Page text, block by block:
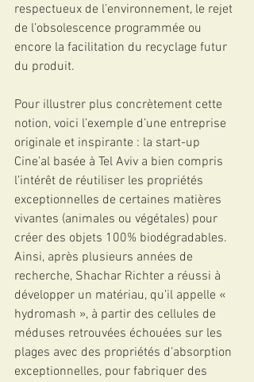
respectueux de l’environnement, le rejet
de l’obsolescence programmée ou
encore la facilitation du recyclage futur
du produit.
Pour illustrer plus concrètement cette
notion, voici l’exemple d’une entreprise
originale et inspirante : la start-up
Cine’al basée à Tel Aviv a bien compris
l’intérêt de réutiliser les propriétés
exceptionnelles de certaines matières
vivantes (animales ou végétales) pour
créer des objets 100% biodégradables.
Ainsi, après plusieurs années de
recherche, Shachar Richter a réussi à
développer un matériau, qu’il appelle «
hydromash », à partir des cellules de
méduses retrouvées échouées sur les
plages avec des propriétés d’absorption
exceptionnelles, pour fabriquer des